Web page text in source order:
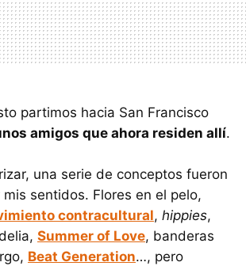
partimos hacia San Francisco
amigos que ahora residen allí.
una serie de conceptos fueron
sentidos. Flores en el pelo,
contracultural, hippies,
Summer of Love, banderas
Beat Generation…, pero